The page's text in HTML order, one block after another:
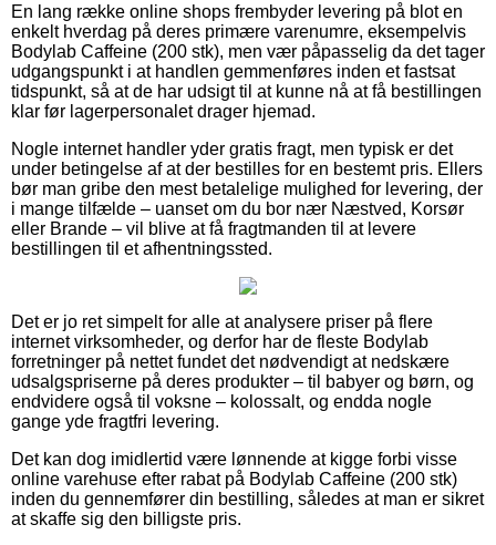
En lang række online shops frembyder levering på blot en
enkelt hverdag på deres primære varenumre, eksempelvis
Bodylab Caffeine (200 stk), men vær påpasselig da det tager
udgangspunkt i at handlen gemmenføres inden et fastsat
tidspunkt, så at de har udsigt til at kunne nå at få bestillingen
klar før lagerpersonalet drager hjemad.
Nogle internet handler yder gratis fragt, men typisk er det
under betingelse af at der bestilles for en bestemt pris. Ellers
bør man gribe den mest betalelige mulighed for levering, der
i mange tilfælde – uanset om du bor nær Næstved, Korsør
eller Brande – vil blive at få fragtmanden til at levere
bestillingen til et afhentningssted.
Det er jo ret simpelt for alle at analysere priser på flere
internet virksomheder, og derfor har de fleste Bodylab
forretninger på nettet fundet det nødvendigt at nedskære
udsalgspriserne på deres produkter – til babyer og børn, og
endvidere også til voksne – kolossalt, og endda nogle
gange yde fragtfri levering.
Det kan dog imidlertid være lønnende at kigge forbi visse
online varehuse efter rabat på Bodylab Caffeine (200 stk)
inden du gennemfører din bestilling, således at man er sikret
at skaffe sig den billigste pris.